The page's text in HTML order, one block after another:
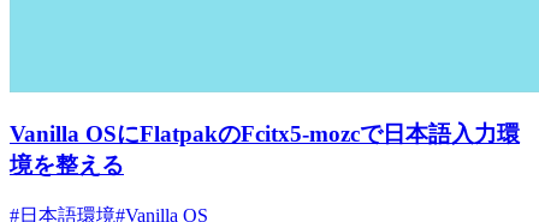
Vanilla OSにFlatpakのFcitx5-mozcで日本語入力環
境を整える
#日本語環境#Vanilla OS